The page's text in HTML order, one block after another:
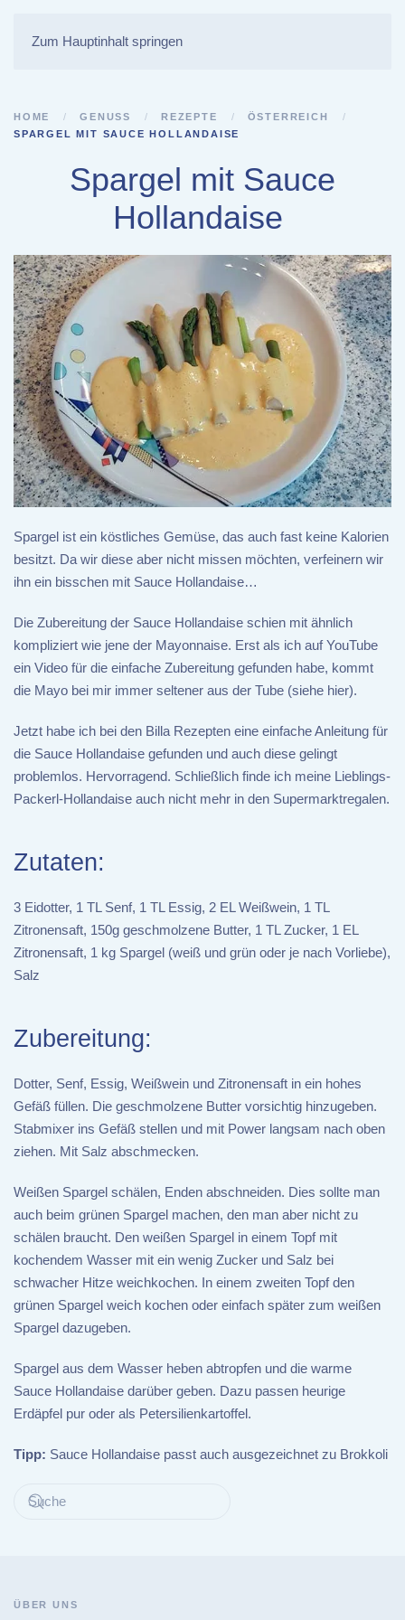
Zum Hauptinhalt springen
HOME GENUSS REZEPTE
ÖSTERREICH
SPARGEL MIT SAUCE HOLLANDAISE
Spargel mit Sauce
Hollandaise
Spargel ist ein köstliches Gemüse, das auch fast keine Kalorien
besitzt. Da wir diese aber nicht missen möchten, verfeinern wir
ihn ein bisschen mit Sauce Hollandaise…
Die Zubereitung der Sauce Hollandaise schien mit ähnlich
kompliziert wie jene der Mayonnaise. Erst als ich auf YouTube
ein Video für die einfache Zubereitung gefunden habe, kommt
die Mayo bei mir immer seltener aus der Tube (siehe hier).
Jetzt habe ich bei den Billa Rezepten eine einfache Anleitung für
die Sauce Hollandaise gefunden und auch diese gelingt
problemlos. Hervorragend. Schließlich finde ich meine Lieblings-
Packerl-Hollandaise auch nicht mehr in den Supermarktregalen.
Zutaten:
3 Eidotter, 1 TL Senf, 1 TL Essig, 2 EL Weißwein, 1 TL
Zitronensaft, 150g geschmolzene Butter, 1 TL Zucker, 1 EL
Zitronensaft, 1 kg Spargel (weiß und grün oder je nach Vorliebe),
Salz
Zubereitung:
Dotter, Senf, Essig, Weißwein und Zitronensaft in ein hohes
Gefäß füllen. Die geschmolzene Butter vorsichtig hinzugeben.
Stabmixer ins Gefäß stellen und mit Power langsam nach oben
ziehen. Mit Salz abschmecken.
Weißen Spargel schälen, Enden abschneiden. Dies sollte man
auch beim grünen Spargel machen, den man aber nicht zu
schälen braucht. Den weißen Spargel in einem Topf mit
kochendem Wasser mit ein wenig Zucker und Salz bei
schwacher Hitze weichkochen. In einem zweiten Topf den
grünen Spargel weich kochen oder einfach später zum weißen
Spargel dazugeben.
Spargel aus dem Wasser heben abtropfen und die warme
Sauce Hollandaise darüber geben. Dazu passen heurige
Erdäpfel pur oder als Petersilienkartoffel.
Tipp: Sauce Hollandaise passt auch ausgezeichnet zu Brokkoli
ÜBER UNS